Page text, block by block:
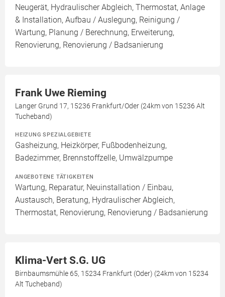
Neugerät, Hydraulischer Abgleich, Thermostat, Anlage
& Installation, Aufbau / Auslegung, Reinigung /
Wartung, Planung / Berechnung, Erweiterung,
Renovierung, Renovierung / Badsanierung
Frank Uwe Rieming
Langer Grund 17, 15236 Frankfurt/Oder (24km von 15236 Alt
Tucheband)
HEIZUNG SPEZIALGEBIETE
Gasheizung, Heizkörper, Fußbodenheizung,
Badezimmer, Brennstoffzelle, Umwälzpumpe
ANGEBOTENE TÄTIGKEITEN
Wartung, Reparatur, Neuinstallation / Einbau,
Austausch, Beratung, Hydraulischer Abgleich,
Thermostat, Renovierung, Renovierung / Badsanierung
Klima-Vert S.G. UG
Birnbaumsmühle 65, 15234 Frankfurt (Oder) (24km von 15234
Alt Tucheband)